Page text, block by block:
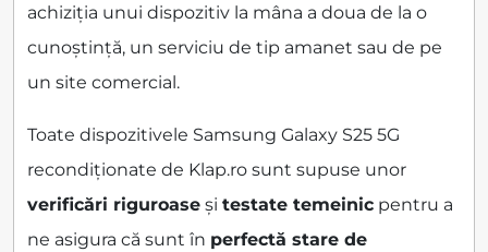
achiziția unui dispozitiv la mâna a doua de la o
cunoștință, un serviciu de tip amanet sau de pe
un site comercial.
Toate dispozitivele Samsung Galaxy S25 5G
recondiționate de Klap.ro sunt supuse unor
verificări riguroase și testate temeinic pentru a
ne asigura că sunt în perfectă stare de